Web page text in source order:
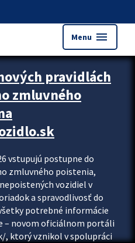
Menu menu
pravidlách
zmluvného
vstupujú postupne do
zmluvného poistenia,
vozidiel v
a spravodlivosť do
potrebné informácie
– novom oficiálnom portáli
ktorý vznikol v spolupráci